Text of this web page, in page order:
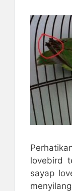
lovebird
sayap